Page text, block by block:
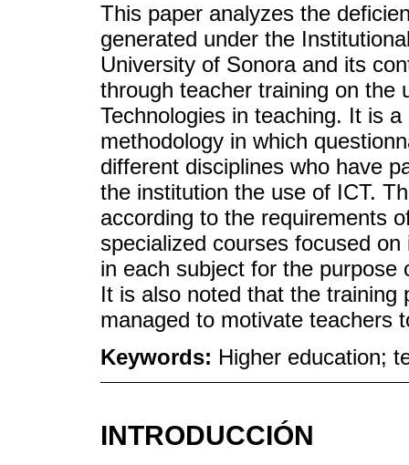
This paper analyzes the
generated under the
University of Sonora and its
through teacher training on the
Technologies in teaching. It is
methodology in which
different disciplines who have
the institution the use of ICT.
according to the requirements
specialized courses focused
in each subject for the
It is also noted that the training
managed to motivate teachers
Keywords: Higher education;
INTRODUCCIÓN